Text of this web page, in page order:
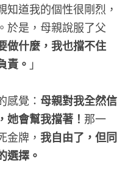
知道我的個性很剛烈，
於是，母親說服了父
做什麼，我也擋不住
責。 」
感覺： 母親對我全然信
她會幫我擋著！ 那一
金牌， 我自由了，但同
選擇。